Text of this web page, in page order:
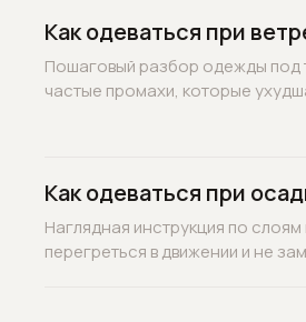
Как одеваться при
Пошаговый разбор одежды под
частые промахи, которые
Как одеваться при
Наглядная инструкция по
перегреться в движении и не